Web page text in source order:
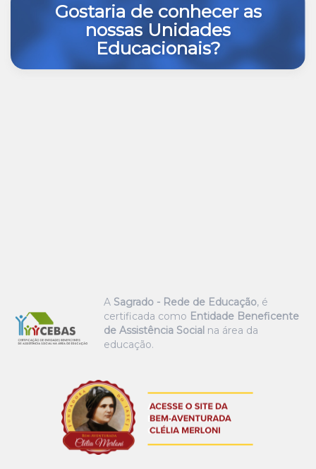
Gostaria de conhecer as
nossas Unidades
Educacionais?
A Sagrado - Rede de Educação, é
certificada como Entidade Beneficente
de Assistência Social na área da
educação.